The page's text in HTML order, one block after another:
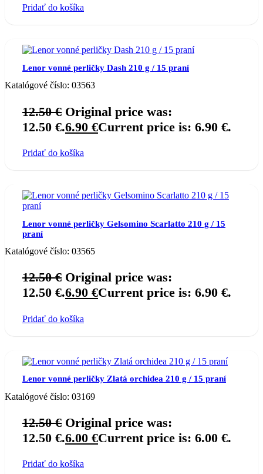
Pridať do košíka
Lenor vonné perličky Dash 210 g / 15 praní
Katalógové číslo: 03563
12.50€ Original price was:
12.50 €.6.90 €Current price is: 6.90 €.
Pridať do košíka
Lenor vonné perličky Gelsomino Scarlatto 210 g / 15
praní
Katalógové číslo: 03565
12.50€ Original price was:
12.50 €.6.90 €Current price is: 6.90 €.
Pridať do košíka
Lenor vonné perličky Zlatá orchidea 210 g / 15 praní
Katalógové číslo: 03169
12.50€ Original price was:
12.50 €.6.00 €Current price is: 6.00 €.
Pridať do košíka